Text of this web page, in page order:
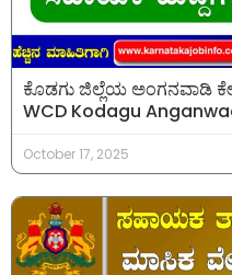
ಕೊಡಗು ಜಿಲ್ಲೆಯ ಅಂಗನವಾಡಿ
WCD Kodagu
October 17, 2025